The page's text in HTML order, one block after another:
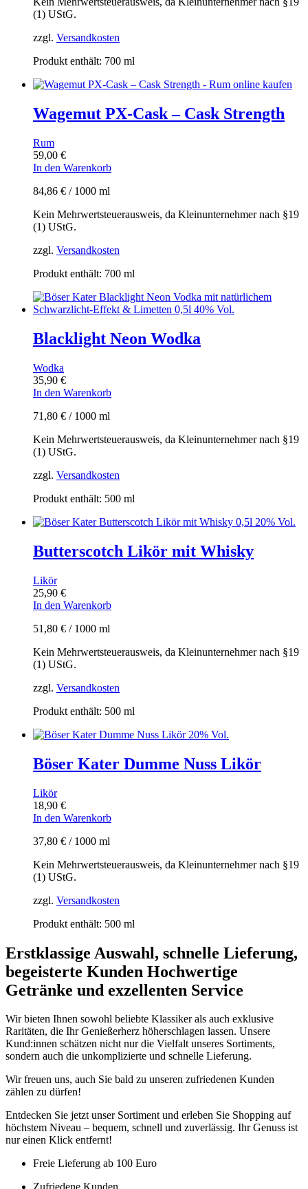
(1) UStG.
zzgl. Versandkosten
Produkt enthält: 700 ml
Wagemut PX-Cask – Cask Strength
Rum
59,00 €
In den Warenkorb
84,86 € / 1000 ml
Kein Mehrwertsteuerausweis, da Kleinunternehmer nach §19
(1) UStG.
zzgl. Versandkosten
Produkt enthält: 700 ml
Blacklight Neon Wodka
Wodka
35,90 €
In den Warenkorb
71,80 € / 1000 ml
Kein Mehrwertsteuerausweis, da Kleinunternehmer nach §19
(1) UStG.
zzgl. Versandkosten
Produkt enthält: 500 ml
Butterscotch Likör mit Whisky
Likör
25,90 €
In den Warenkorb
51,80 € / 1000 ml
Kein Mehrwertsteuerausweis, da Kleinunternehmer nach §19
(1) UStG.
zzgl. Versandkosten
Produkt enthält: 500 ml
Böser Kater Dumme Nuss Likör
Likör
18,90 €
In den Warenkorb
37,80 € / 1000 ml
Kein Mehrwertsteuerausweis, da Kleinunternehmer nach §19
(1) UStG.
zzgl. Versandkosten
Produkt enthält: 500 ml
Erstklassige Auswahl, schnelle Lieferung,
begeisterte Kunden Hochwertige
Getränke und exzellenten Service
Wir bieten Ihnen sowohl beliebte Klassiker als auch exklusive
Raritäten, die Ihr Genießerherz höherschlagen lassen. Unsere
Kund:innen schätzen nicht nur die Vielfalt unseres Sortiments,
sondern auch die unkomplizierte und schnelle Lieferung.
Wir freuen uns, auch Sie bald zu unseren zufriedenen Kunden
zählen zu dürfen!
Entdecken Sie jetzt unser Sortiment und erleben Sie Shopping auf
höchstem Niveau – bequem, schnell und zuverlässig. Ihr Genuss ist
nur einen Klick entfernt!
Freie Lieferung ab 100 Euro